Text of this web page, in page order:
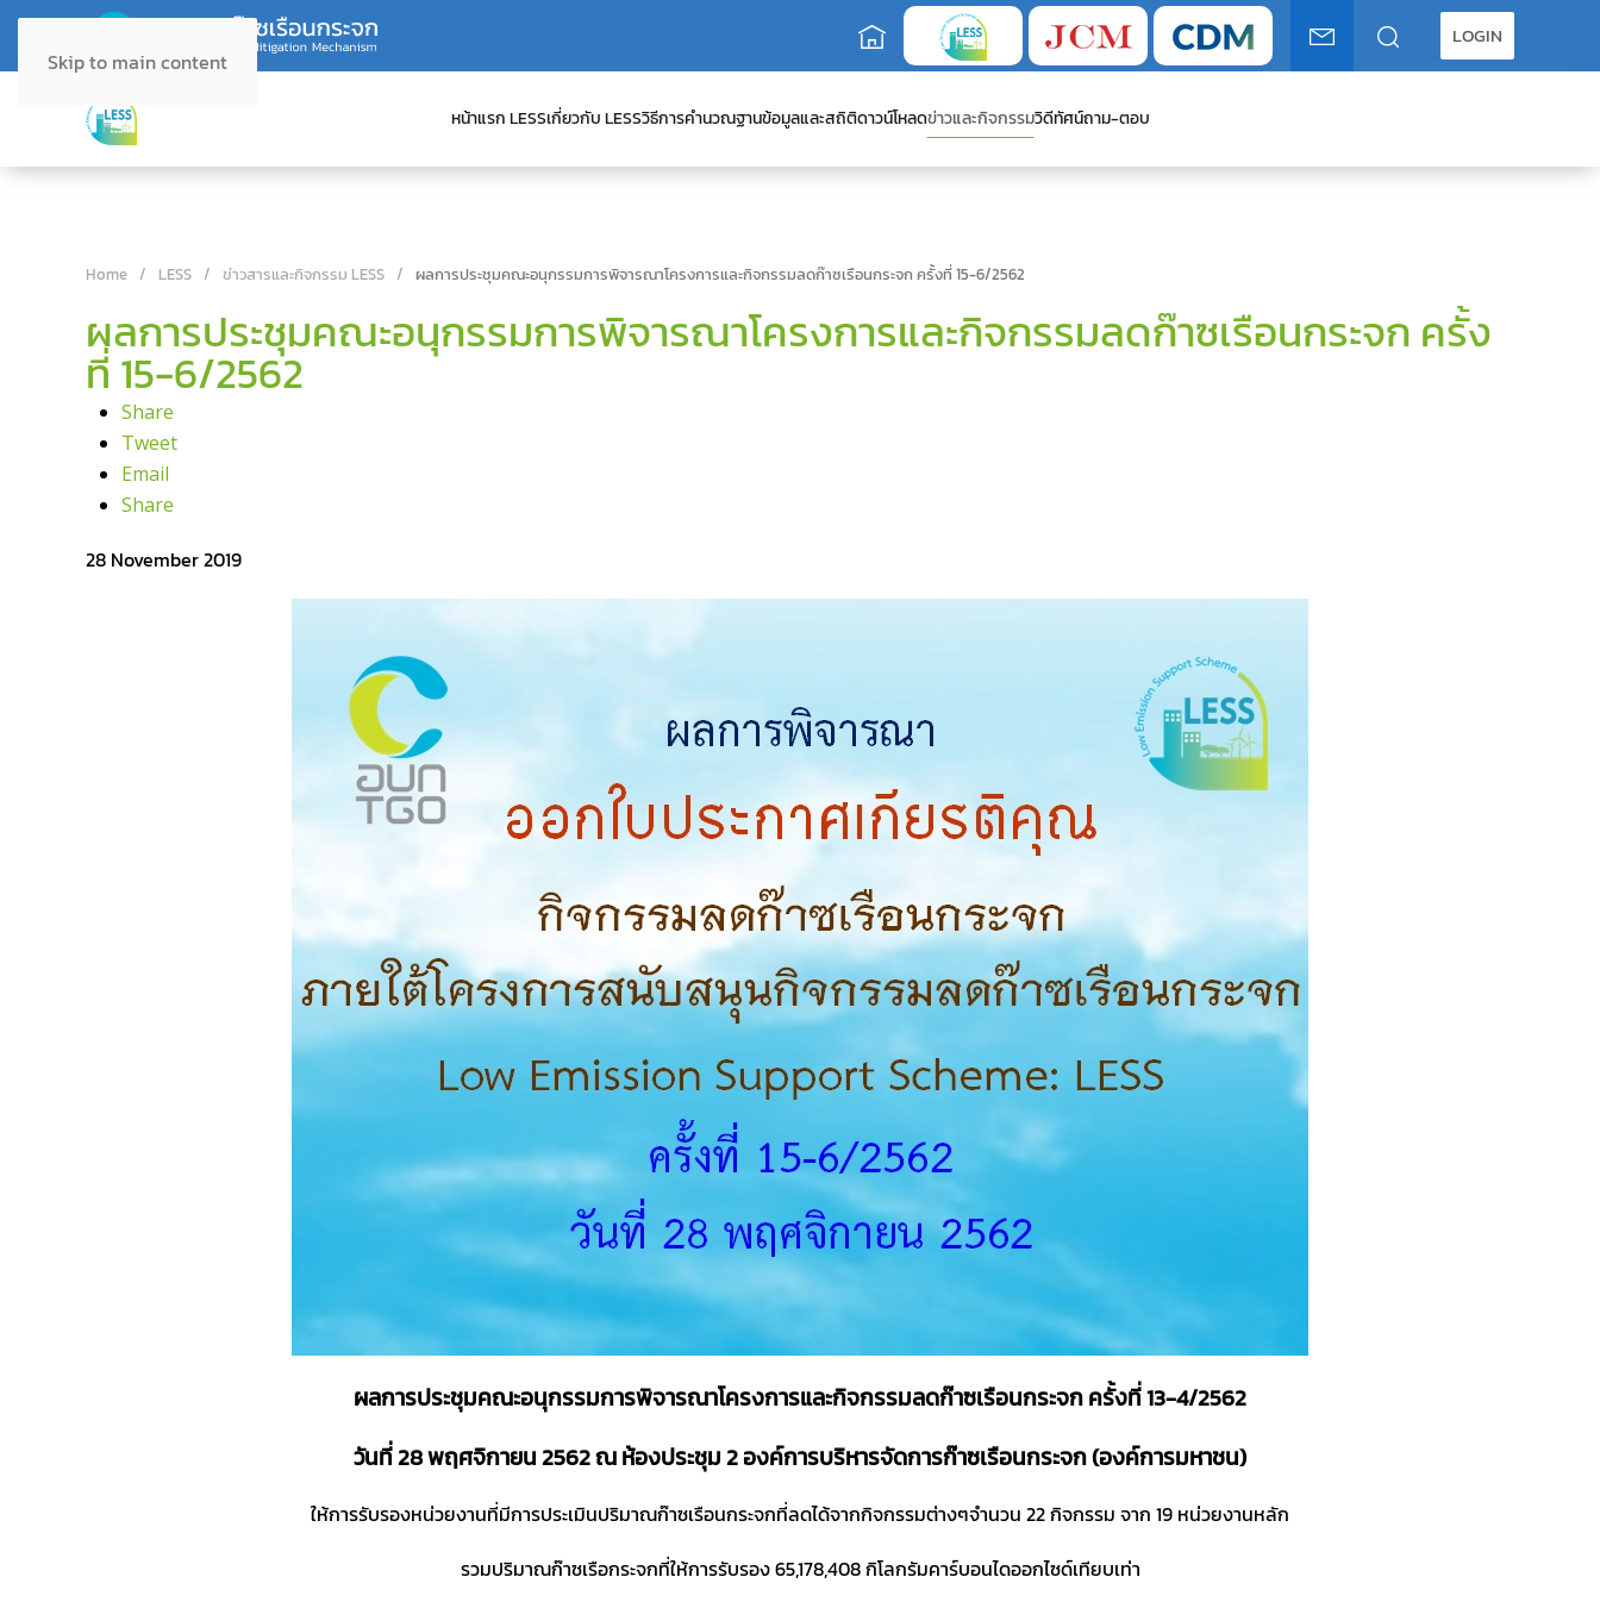
Skip to main content
LOGIN
หน้าแรก LESSเกี่ยวกับ LESSวิธีการคำนวณฐานข้อมูลและสถิติดาวน์โหลดข่าวและกิจกรรมวิดีทัศน์ถาม-ตอบ
Home LESS ข่าวสารและกิจกรรม LESS ผลการประชุมคณะอนุกรรมการพิจารณาโครงการและกิจกรรมลดก๊าซเรือนกระจก ครั้งที่ 15-6/2562
ผลการประชุมคณะอนุกรรมการพิจารณาโครงการและกิจกรรมลดก๊าซเรือนกระจก ครั้ง
ที่ 15-6/2562
Share
Tweet
Email
Share
28 November 2019
ผลการประชุมคณะอนุกรรมการพิจารณาโครงการและกิจกรรมลดก๊าซเรือนกระจก ครั้งที่ 13-4/2562
วันที่ 28 พฤศจิกายน 2562 ณ ห้องประชุม 2 องค์การบริหารจัดการก๊าซเรือนกระจก (องค์การมหาชน)
ให้การรับรองหน่วยงานที่มีการประเมินปริมาณก๊าซเรือนกระจกที่ลดได้จากกิจกรรมต่างๆจำนวน 22 กิจกรรม จาก 19 หน่วยงานหลัก
รวมปริมาณก๊าซเรือกระจกที่ให้การรับรอง 65,178,408 กิโลกรัมคาร์บอนไดออกไซด์เทียบเท่า